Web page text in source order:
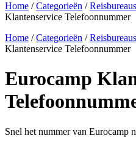
Home /Categorieën /
Klantenservice Telefoonnummer
Home /Categorieën /
Klantenservice Telefoonnummer
Eurocamp
Snel het nummer van Eurocamp